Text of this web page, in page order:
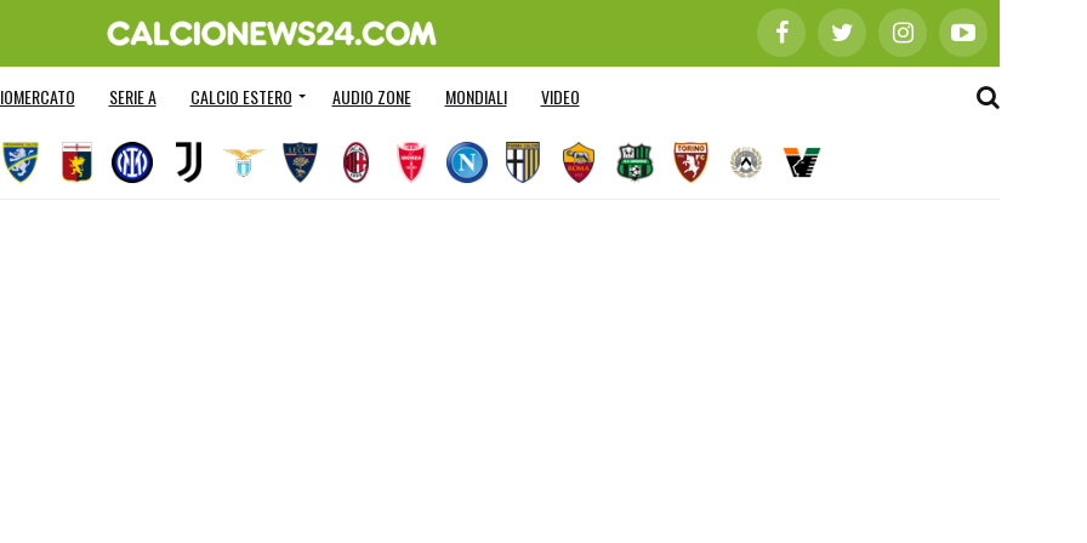
SERIE A CALCIO ESTERO AUDIO ZONE MONDIALI VIDEO